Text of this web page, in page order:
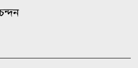
ও অভিনেতা প্রস্তুতি
দুই বাসের মুখোমুখি সংঘর্ষ,